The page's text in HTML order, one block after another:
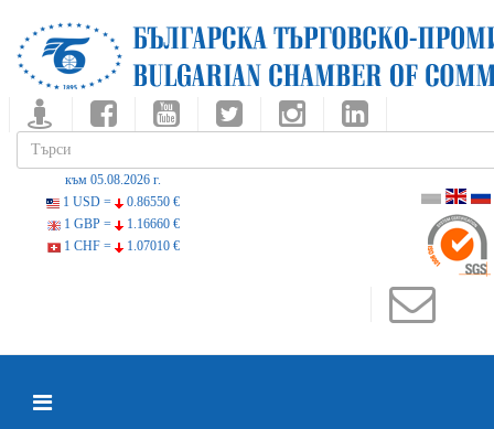
към 05.08.2026 г.
1 USD =
0.86550 €
1 GBP =
1.16660 €
1 CHF =
1.07010 €